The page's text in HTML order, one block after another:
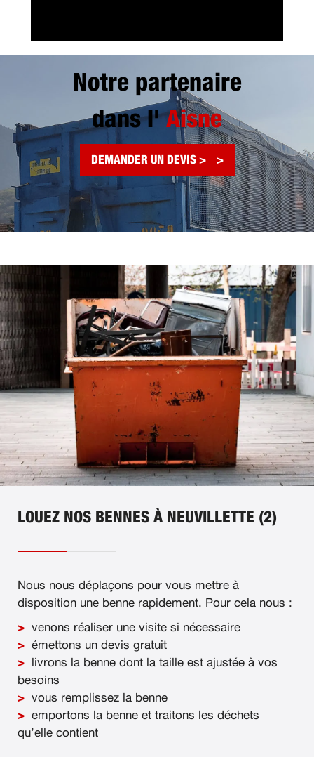
Notre partenaire
dans l'Aisne
DEMANDER UN DEVIS >
LOUEZ NOS BENNES À NEUVILLETTE (2)
Nous nous déplaçons pour vous mettre à
disposition une benne rapidement. Pour cela nous :
venons réaliser une visite si nécessaire
émettons un devis gratuit
livrons la benne dont la taille est ajustée à vos
besoins
vous remplissez la benne
emportons la benne et traitons les déchets
qu’elle contient